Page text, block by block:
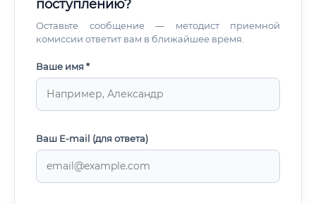
поступлению?
Оставьте сообщение — методист приемной
комиссии ответит вам в ближайшее время.
Ваше имя *
Ваш E-mail (для ответа)